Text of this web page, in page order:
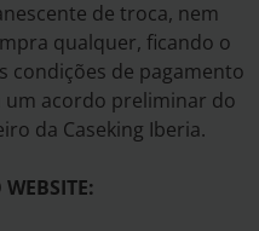
de troca, nem
qualquer, ficando o
condições de pagamento
um acordo preliminar do
da Caseking Iberia.